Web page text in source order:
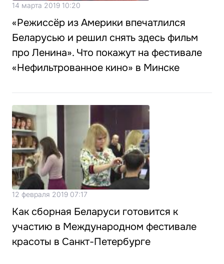
14 марта 2019 10:20
«Режиссёр из Америки впечатлился
Беларусью и решил снять здесь фильм
про Ленина». Что покажут на фестивале
«Нефильтрованное кино» в Минске
12 февраля 2019 07:17
Как сборная Беларуси готовится к
участию в Международном фестивале
красоты в Санкт-Петербурге